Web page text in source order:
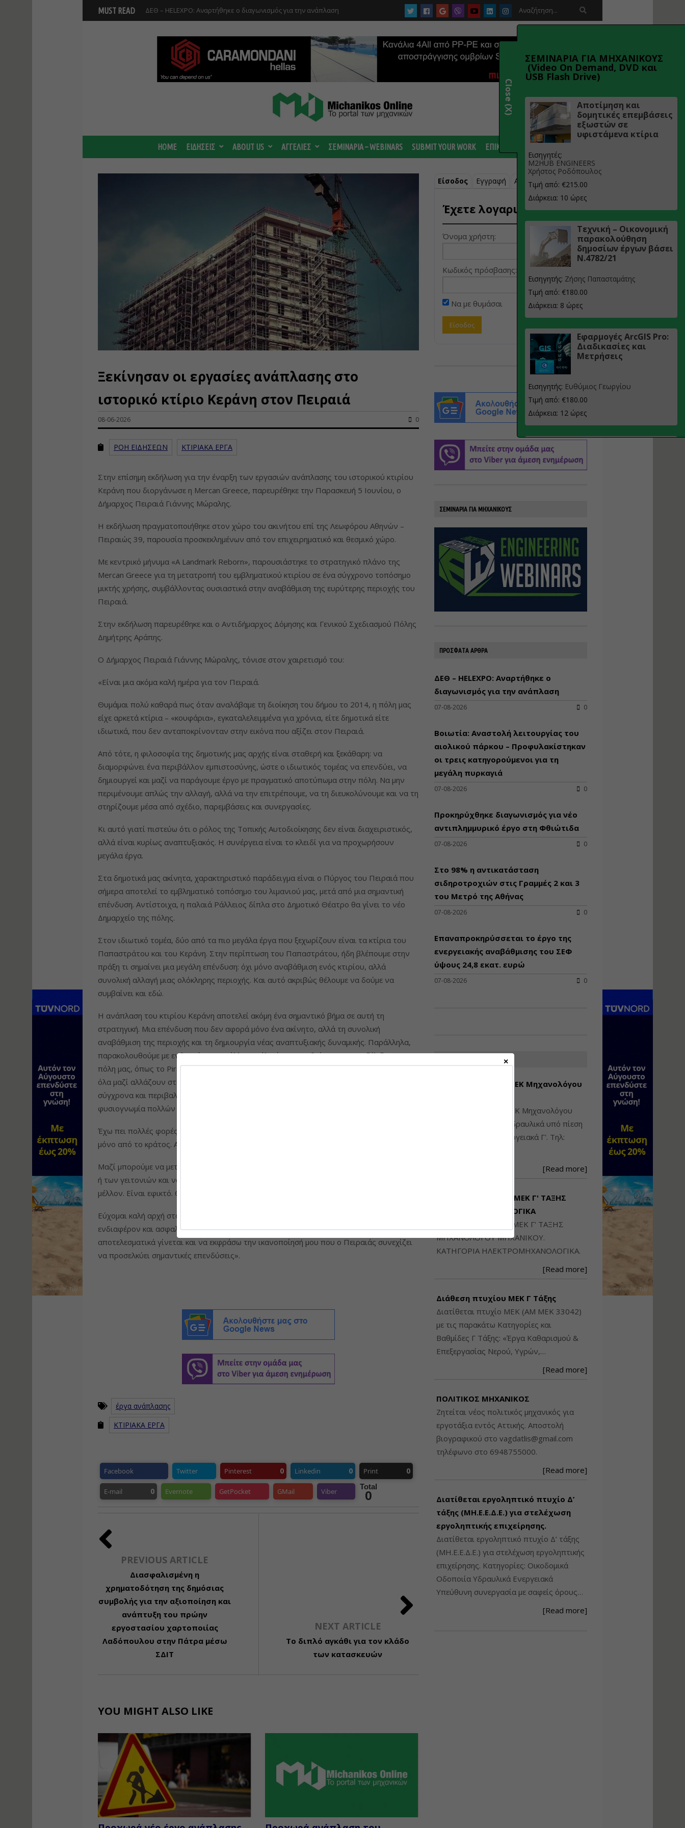
MUST READ Βοιωτία: Αναστολή λειτουργίας του αιολικού πάρκου – 
HOME ΕΙΔΗΣΕΙΣ ABOUT US ΑΓΓΕΛΙΕΣ ΣΕΜΙΝΑΡΙΑ – WEBINARS SUBMIT YOUR WORK ΕΠΙΚΟΙΝΩΝΙΑ
Ξεκίνησαν οι εργασίες ανάπλασης στο
ιστορικό κτίριο Κεράνη στον Πειραιά
08-06-2026 0
ΡΟΗ ΕΙΔΗΣΕΩΝ ΚΤΙΡΙΑΚΑ ΕΡΓΑ
Στην επίσημη εκδήλωση για την έναρξη των εργασιών ανάπλασης του ιστορικού κτιρίου
Κεράνη που διοργάνωσε η Mercan Greece, παρευρέθηκε την Παρασκευή 5 Ιουνίου, ο
Δήμαρχος Πειραιά Γιάννης Μώραλης.
Η εκδήλωση πραγματοποιήθηκε στον χώρο του ακινήτου επί της Λεωφόρου Αθηνών –
Πειραιώς 39, παρουσία προσκεκλημένων από τον επιχειρηματικό και θεσμικό χώρο.
Με κεντρικό μήνυμα «A Landmark Reborn», παρουσιάστηκε το στρατηγικό πλάνο της
Mercan Greece για τη μετατροπή του εμβληματικού κτιρίου σε ένα σύγχρονο τοπόσημο
μικτής χρήσης, συμβάλλοντας ουσιαστικά στην αναβάθμιση της ευρύτερης περιοχής του
Πειραιά.
Στην εκδήλωση παρευρέθηκε και ο Αντιδήμαρχος Δόμησης και Γενικού Σχεδιασμού Πόλης
Δημήτρης Αράπης.
Ο Δήμαρχος Πειραιά Γιάννης Μώραλης, τόνισε στον χαιρετισμό του:
«Είναι μια ακόμα καλή ημέρα για τον Πειραιά.
Θυμάμαι πολύ καθαρά πως όταν αναλάβαμε τη διοίκηση του δήμου το 2014, η πόλη μας
είχε αρκετά κτίρια – «κουφάρια», εγκαταλελειμμένα για χρόνια, είτε δημοτικά είτε
ιδιωτικά, που δεν ανταποκρίνονταν στην εικόνα που αξίζει στον Πειραιά.
Από τότε, η φιλοσοφία της δημοτικής μας αρχής είναι σταθερή και ξεκάθαρη: να
διαμορφώνει ένα περιβάλλον εμπιστοσύνης, ώστε ο ιδιωτικός τομέας να επενδύει, να
δημιουργεί και μαζί να παράγουμε έργο με πραγματικό αποτύπωμα στην πόλη. Να μην
περιμένουμε απλώς την αλλαγή, αλλά να την επιτρέπουμε, να τη διευκολύνουμε και να τη
στηρίζουμε μέσα από σχέδιο, παρεμβάσεις και συνεργασίες.
Κι αυτό γιατί πιστεύω ότι ο ρόλος της Τοπικής Αυτοδιοίκησης δεν είναι διαχειριστικός,
αλλά είναι κυρίως αναπτυξιακός. Η συνέργεια είναι το κλειδί για να προχωρήσουν
μεγάλα έργα.
Στα δημοτικά μας ακίνητα, χαρακτηριστικό παράδειγμα είναι ο Πύργος του Πειραιά που
σήμερα αποτελεί το εμβληματικό τοπόσημο του λιμανιού μας, μετά από μια σημαντική
επένδυση. Αντίστοιχα, η παλαιά Ράλλειος δίπλα στο Δημοτικό Θέατρο θα γίνει το νέο
Δημαρχείο της πόλης.
Στον ιδιωτικό τομέα, δύο από τα πιο μεγάλα έργα που ξεχωρίζουν είναι τα κτίρια του
Παπαστράτου και του Κεράνη. Στην περίπτωση του Παπαστράτου, ήδη βλέπουμε στην
πράξη τι σημαίνει μια μεγάλη επένδυση: όχι μόνο αναβάθμιση ενός κτιρίου, αλλά
συνολική αλλαγή μιας ολόκληρης περιοχής. Και αυτό ακριβώς θέλουμε να δούμε να
συμβαίνει και εδώ.
Η ανάπλαση του κτιρίου Κεράνη αποτελεί ακόμη ένα σημαντικό βήμα σε αυτή τη
στρατηγική. Μια επένδυση που δεν αφορά μόνο ένα ακίνητο, αλλά τη συνολική
αναβάθμιση της περιοχής και τη δημιουργία νέας αναπτυξιακής δυναμικής. Παράλληλα,
παρακολουθούμε με ενδιαφέρον και άλλα μεγάλα έργα που βρίσκονται σε εξέλιξη στην
πόλη μας, όπως το Piraeus Gate και μια σειρά από νέα project σε επίπεδο real estate που
όλα μαζί αλλάζουν σταδιακά κυρίως ανενεργά κτίρια, μετατρέποντάς τα σε λειτουργικά,
σύγχρονα και περιβαλλοντικά ουδέτερα συγκροτήματα και αλλάζουν κατ΄ επέκταση και τη
φυσιογνωμία πολλών γειτονιών του Πειραιά.
Έχω πει πολλές φορές ότι μια πόλη δεν αλλάζει μόνο με δημόσιο χρήμα και δεν αλλάζει
μόνο από το κράτος. Αλλάζει όταν υπάρχει σύμπραξη, σχέδιο και κοινός στόχος.
Μαζί μπορούμε να μεταμορφώσουμε κτίρια που σήμερα δεν τιμούν την εικόνα της πόλης
ή των γειτονιών και να τα κάνουμε σημεία ανάπτυξης, ζωής και προοπτικής για το
μέλλον. Είναι εφικτό. Θέλει θέληση, σχέδιο και δουλειά.
Εύχομαι καλή αρχή στο έργο αυτό, του οποίου την εξέλιξη θα παρακολουθούμε με
ενδιαφέρον και ασφαλώς θα συμβάλλουμε, ώστε να προχωρήσει όσο πιο γρήγορα και
αποτελεσματικά γίνεται και να εκφράσω την ικανοποίησή μου που ο Πειραιάς συνεχίζει
να προσελκύει σημαντικές επενδύσεις».
έργα ανάπλασης
ΚΤΙΡΙΑΚΑ ΕΡΓΑ
Facebook Twitter Pinterest 0 Linkedin 0 Print 0
E-mail 0 Evernote GetPocket GMail Viber
Total
0
PREVIOUS ARTICLE
Διασφαλισμένη η
χρηματοδότηση της δημόσιας
συμβολής για την αξιοποίηση και
ανάπτυξη του πρώην
εργοστασίου χαρτοποιίας
Λαδόπουλου στην Πάτρα μέσω
ΣΔΙΤ
NEXT ARTICLE
Το διπλό αγκάθι για τον κλάδο
των κατασκευών
YOU MIGHT ALSO LIKE
Είσοδος Εγγραφή Ανάκτηση κωδικού
Έχετε λογαριασμό;
Όνομα χρήστη:
Κωδικός πρόσβασης:
Να με θυμάσαι
ΣΕΜΙΝΑΡΙΑ ΓΙΑ ΜΗΧΑΝΙΚΟΥΣ
ΠΡΟΣΦΑΤΑ ΑΡΘΡΑ
ΔΕΘ – HELEXPO: Αναρτήθηκε ο
διαγωνισμός για την ανάπλαση
07-08-2026 0
Βοιωτία: Αναστολή λειτουργίας του
αιολικού πάρκου – Προφυλακίστηκαν
οι τρεις κατηγορούμενοι για τη
μεγάλη πυρκαγιά
07-08-2026 0
Προκηρύχθηκε διαγωνισμός για νέo
αντιπλημμυρικό έργο στη Φθιώτιδα
07-08-2026 0
Στο 98% η αντικατάσταση
σιδηροτροχιών στις Γραμμές 2 και 3
του Μετρό της Αθήνας
07-08-2026 0
Επαναπροκηρύσσεται το έργο της
ενεργειακής αναβάθμισης του ΣΕΦ
ύψους 24,8 εκατ. ευρώ
07-08-2026 0
Διάθεση Πτυχίου ΜΕΚ Μηχανολόγου
Διατίθεται πτυχίο ΜΕΚ Μηχανολόγου
Μηχανικού: Η/Μ Γ', Υδραυλικά υπό πίεση
Β', Βιομηχανικά - Ενεργειακά Γ'. Τηλ:
[Read more]
ΔΙΑΤΙΘΕΤΑΙ ΠΤΥΧΙΟ ΜΕΚ Γ' ΤΑΞΗΣ
ΗΛΕΚΤΡΟΜΗΧΑΝΟΛΟΓΙΚΑ
ΔΙΑΤΙΘΕΤΑΙ ΠΤΥΧΙΟ ΜΕΚ Γ' ΤΑΞΗΣ
ΜΗΧΑΝΟΛΟΓΟΥ ΜΗΧΑΝΙΚΟΥ.
ΚΑΤΗΓΟΡΙΑ ΗΛΕΚΤΡΟΜΗΧΑΝΟΛΟΓΙΚΑ.
[Read more]
Διάθεση πτυχίου ΜΕΚ Γ Τάξης
Διατίθεται πτυχίο ΜΕΚ (ΑΜ ΜΕΚ 33042)
με τις παρακάτω Κατηγορίες και
Βαθμίδες Γ Τάξης: «Έργα Καθαρισμού &
Επεξεργασίας Νερού, Υγρών,…
[Read more]
ΠΟΛΙΤΙΚΟΣ ΜΗΧΑΝΙΚΟΣ
Ζητείται νέος πολιτικός μηχανικός για
εργοτάξια εντός Αττικής. Αποστολή
βιογραφικού στο vagdatlis@gmail.com
τηλέφωνο στο 6948755000.
[Read more]
Διατίθεται εργοληπτικό πτυχίο Δ’
τάξης (ΜΗ.Ε.Ε.Δ.Ε.) για στελέχωση
εργοληπτικής επιχείρησης.
Διατίθεται εργοληπτικό πτυχίο Δ’ τάξης
(ΜΗ.Ε.Ε.Δ.Ε.) για στελέχωση εργοληπτικής
επιχείρησης. Κατηγορίες: Οικοδομικά
Οδοποιία Υδραυλικά Ενεργειακά
Υπεύθυνη συνεργασία με σαφείς όρους…
[Read more]
ΣΕΜΙΝΑΡΙΑ ΓΙΑ ΜΗΧΑΝΙΚΟΥΣ
(Video On Demand, DVD και
USB Flash Drive)
Αποτίμηση και
δομητικές επεμβάσεις
εξωστών σε
υφιστάμενα κτίρια
Εισηγητές:
M2HUB ENGINEERS
Χρήστος Ροδόπουλος
Τιμή από: €215.00
Διάρκεια: 10 ώρες
Τεχνική – Οικονομική
παρακολούθηση
δημοσίων έργων βάσει
Ν.4782/21
Εισηγητής: Ζήσης Παπασταμάτης
Τιμή από: €180.00
Διάρκεια: 8 ώρες
Εφαρμογές ArcGIS Pro:
Διαδικασίες και
Μετρήσεις
Εισηγητής: Ευθύμιος Γεωργίου
Τιμή από: €180.00
Διάρκεια: 12 ώρες
υλοποίηση
φωτοβολταϊκών
Τιμή από: €230.00
Διάρκεια: 16 ώρες
Αρχιτεκτονικός
Σχεδιασμός με το
Rhinoceros
υδατοδεξαμενής
Εισηγητής: Χρήστος Ροδόπουλος
Τιμή από: €230.00
Διάρκεια: 14 ώρες
Διαδικασία
κατάταξης
Νικόλαος Σαρούκος
Τιμή από: €145.00
Παραδείγματα
Εφαρμογής
Εισηγήτρια:Αναστασία Μητρακάκη
Διάρκεια: 9 ώρες
Ηλεκτρονική
Ταυτότητα Κτιρίου/
Διηρημένης
ιδιοκτησίας – Θεωρία
και Πράξη (2024)
Αναστασία Μητρακάκη
Πολεοδομικού
Σχεδιασμού Εντός
Ορίων Πόλεων και
Σχεδίου Δόμησης
Εισηγήτρια:
Τιμή από: €145.00
Διάρκεια: 8 ώρες
Εισηγητής: Στέφανος Τουλόγλου
Τιμή από: €190.00
Διάρκεια: 12 ώρες
Εισηγητής:Λάμπρος Κίσσας
Τιμή από: €130.00
Διάρκεια: 6 ώρες
Ανάθεση – Εκτέλεση –
Close (X)